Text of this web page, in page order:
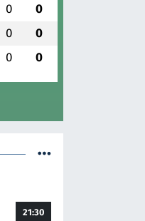
0 0
0 0
0 0
21:30